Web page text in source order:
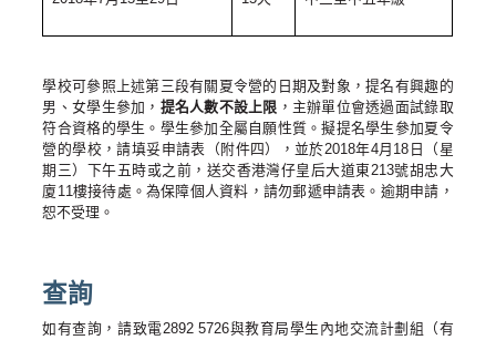
學校可參照上述第三段有關夏令營的日期及對象，提名有興趣的
男、女學生參加， 提名人數不設上限 ，主辦單位會透過面試錄取
符合資格的學生。 學生參加全屬自願性質 。擬提名學生參加夏令
營的學校，請填妥申請表（ 附件四 ），並於2018年4月18日（星
期三）下午五時或之前 ，送交香港灣仔皇后大道東213號胡忠大
廈11樓接待處。為保障個人資料，請勿郵遞申請表。逾期申請，
恕不受理。
查詢
如有查詢， 請致電2892 5726與教育局學生內地交流計劃組（有